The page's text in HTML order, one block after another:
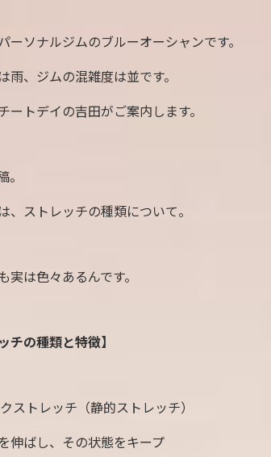
ーソナルジムのブルーオーシャンです。
雨、ジムの混雑度は並です。
ートデイの吉田がご案内します。
。
、ストレッチの種類について。
実は色々あるんです。
チの種類と特徴】
ストレッチ（静的ストレッチ）
伸ばし、その状態をキープ